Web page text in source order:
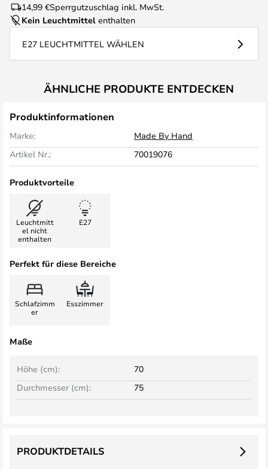
14,99 €Sperrgutzuschlag inkl. MwSt.
Kein Leuchtmittel enthalten
E27 LEUCHTMITTEL WÄHLEN
ÄHNLICHE PRODUKTE ENTDECKEN
Produktinformationen
Marke:
Made By Hand
Artikel Nr.:
70019076
Produktvorteile
Leuchtmitt
el nicht
enthalten
E27
Perfekt für diese Bereiche
Schlafzimm
er
Esszimmer
Maße
Höhe (cm):
70
Durchmesser (cm):
75
PRODUKTDETAILS